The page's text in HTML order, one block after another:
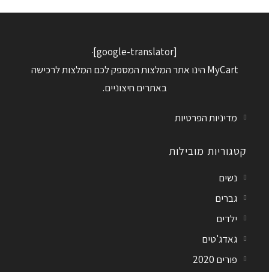
[google-translator]
MyCart הינו אתר המלצות המספק לכם המלצות לרכישה
באתרים חיצוניים.
מדיניות הפרטיות
קטגוריות מובילות
נשים
גברים
ילדים
גאדג'טים
פורים 2020